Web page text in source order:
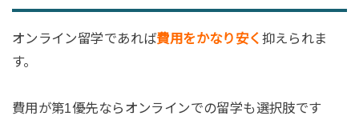
オンライン留学であれば費用をかなり安く 抑えられま
す。
費用が第1優先ならオンラインでの留学も選択肢です